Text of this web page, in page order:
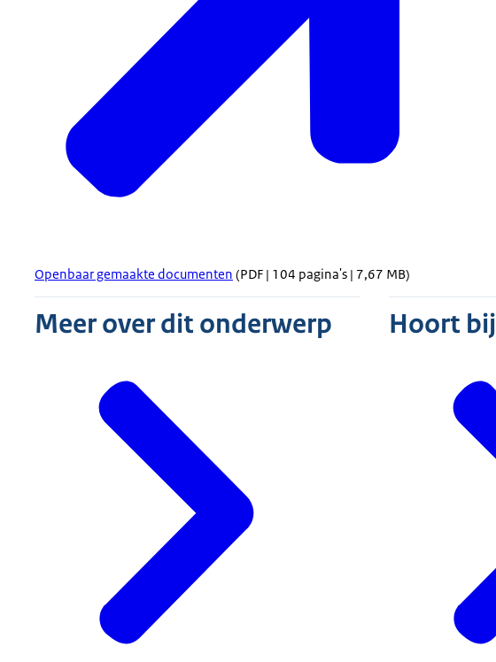
Openbaar gemaakte documenten (PDF | 104 pagina's | 7,67 MB)
Meer over dit onderwerp Hoort bij